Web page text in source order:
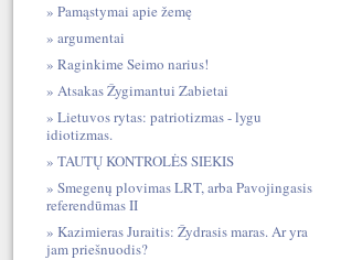
Pamąstymai apie žemę
argumentai
Raginkime Seimo narius!
Atsakas Žygimantui Zabietai
Lietuvos rytas: patriotizmas - lygu
idiotizmas.
TAUTŲ KONTROLĖS SIEKIS
Smegenų plovimas LRT, arba Pavojingasis
referendūmas II
Kazimieras Juraitis: Žydrasis maras. Ar yra
jam priešnuodis?